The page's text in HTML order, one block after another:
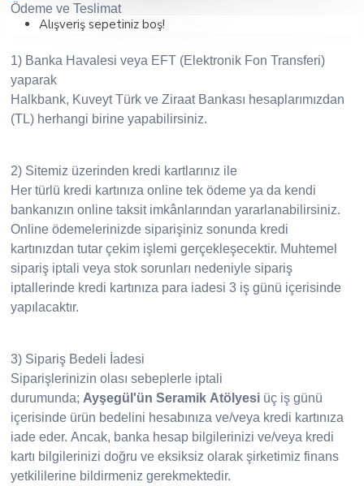
Alışveriş sepetiniz boş!
Ödeme ve Teslimat
1) Banka Havalesi veya EFT (Elektronik Fon Transferi)
yaparak
Halkbank, Kuveyt Türk ve Ziraat Bankası hesaplarımızdan
(TL) herhangi birine yapabilirsiniz.
2) Sitemiz üzerinden kredi kartlarınız ile
Her türlü kredi kartınıza online tek ödeme ya da kendi
bankanızın online taksit imkânlarından yararlanabilirsiniz.
Online ödemelerinizde siparişiniz sonunda kredi
kartınızdan tutar çekim işlemi gerçekleşecektir. Muhtemel
sipariş iptali veya stok sorunları nedeniyle sipariş
iptallerinde kredi kartınıza para iadesi 3 iş günü içerisinde
yapılacaktır.
3) Sipariş Bedeli İadesi
Siparişlerinizin olası sebeplerle iptali
durumunda; Ayşegül'ün Seramik Atölyesi üç iş günü
içerisinde ürün bedelini hesabınıza ve/veya kredi kartınıza
iade eder. Ancak, banka hesap bilgilerinizi ve/veya kredi
kartı bilgilerinizi doğru ve eksiksiz olarak şirketimiz finans
yetkililerine bildirmeniz gerekmektedir.